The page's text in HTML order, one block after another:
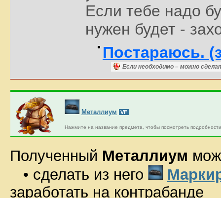
Если тебе надо
нужен будет -
Постараюсь.
Если необходимо – можно
Металлиум VF
Нажмите на название предмета, чтобы посмотреть
Полученный Металлиум
• сделать из него
заработать на контрабанде